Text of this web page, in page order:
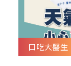
口吃大醫生